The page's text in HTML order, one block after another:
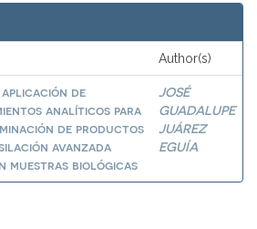
Author(s)
aplicación de
analíticos para
de productos
avanzada
muestras biológicas
JOSÉ
GUADALUPE
JUÁREZ
EGUÍA